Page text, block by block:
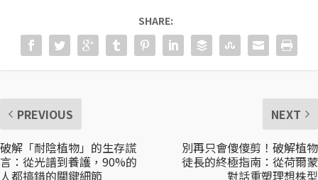
SHARE:
PREVIOUS
破解「耐陰植物」的生存謊
言：從光譜到養護，90%的
人都搞錯的關鍵細節
NEXT
別再只會傻傻剪！破解植物
徒長的終極指南：從荷爾蒙
對話重塑理想株型